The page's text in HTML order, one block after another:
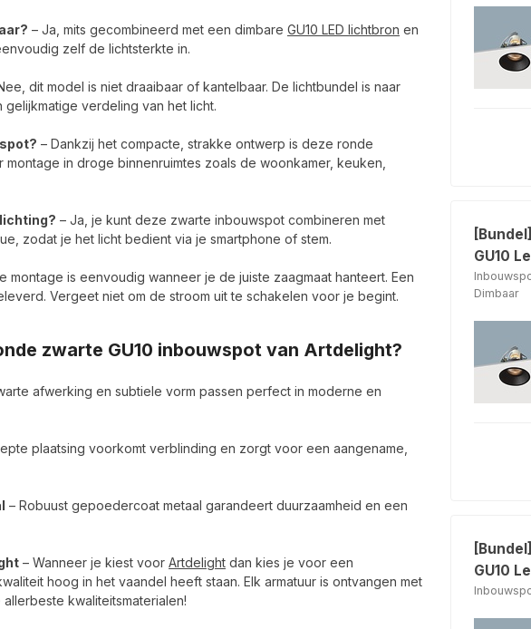
– Ja, mits gecombineerd met een dimbare GU10 LED lichtbron en
zelf de lichtsterkte in.
dit model is niet draaibaar of kantelbaar. De lichtbundel is naar
verdeling van het licht.
– Dankzij het compacte, strakke ontwerp is deze ronde
in droge binnenruimtes zoals de woonkamer, keuken,
– Ja, je kunt deze zwarte inbouwspot combineren met
zodat je het licht bedient via je smartphone of stem.
montage is eenvoudig wanneer je de juiste zaagmaat hanteert. Een
Vergeet niet om de stroom uit te schakelen voor je begint.
zwarte GU10 inbouwspot van Artdelight?
afwerking en subtiele vorm passen perfect in moderne en
plaatsing voorkomt verblinding en zorgt voor een aangename,
– Robuust gepoedercoat metaal garandeert duurzaamheid en een
– Wanneer je kiest voor Artdelight dan kies je voor een
hoog in het vaandel heeft staan. Elk armatuur is ontvangen met
kwaliteitsmaterialen!
GU10
Dimbaar
GU10